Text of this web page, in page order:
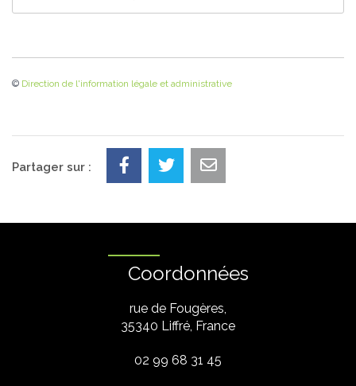
© Direction de l'information légale et administrative
Partager sur :
Coordonnées
rue de Fougères,
35340 Liffré, France
02 99 68 31 45